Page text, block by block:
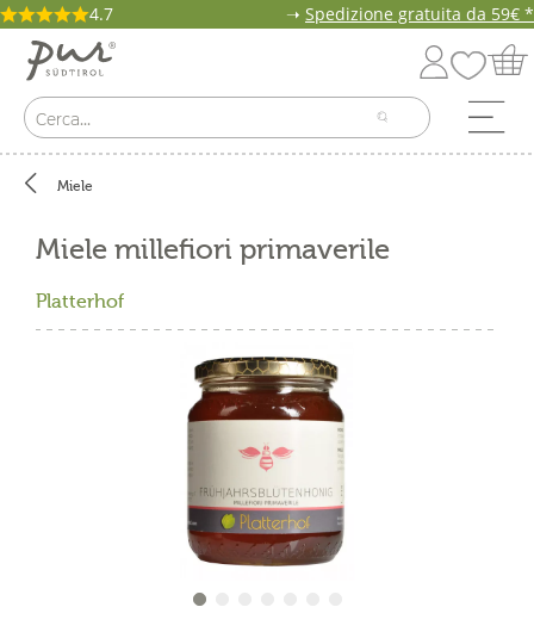
4.7 ➝ Spedizione gratuita da 59€ *
Miele
Miele millefiori primaverile
Platterhof